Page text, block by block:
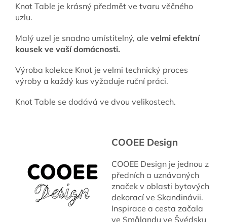
Knot Table je krásný předmět ve tvaru věčného
uzlu.
Malý uzel je snadno umístitelný, ale velmi efektní
kousek ve vaší domácnosti.
Výroba kolekce Knot je velmi technický proces
výroby a každý kus vyžaduje ruční práci.
Knot Table se dodává ve dvou velikostech.
COOEE Design
COOEE Design je jednou z
předních a uznávaných
značek v oblasti bytových
dekorací ve Skandinávii.
Inspirace a cesta začala
ve Smålandu ve Švédsku